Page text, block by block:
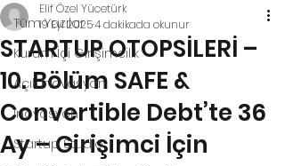
Tüm Yazılar
Kurum İçi Girişimcilik
Açık İnovasyon
İnovasyon
Startup Studio
STARTUP OTOPSİLERİ –
10. Bölüm SAFE &
Convertible Debt’te 36
Ay – Girişimci İçin
Elif Özel Yücetürk
19 Eyl 20254 dakikada okunur